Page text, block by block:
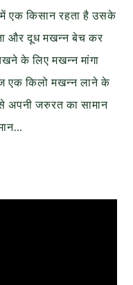
में एक किसान रहता है उसके
और दूध मखन्न बेच कर
के लिए मखन्न मांगा
एक किलो मखन्न लाने के
अपनी जरुरत का सामान